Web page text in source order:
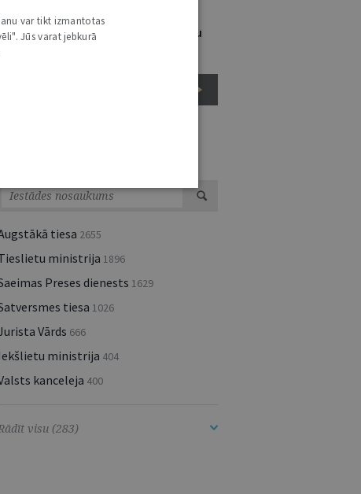
pasniedz Gada balvas un
profesora Bukovska auditoriju
tiesa 2655
ministrija 1896
Preses dienests 1629
tiesa 1026
Vārds 666
ministrija 404
kanceleja 400
visu (283)
var tikt izmantotas
Jūs varat jebkurā